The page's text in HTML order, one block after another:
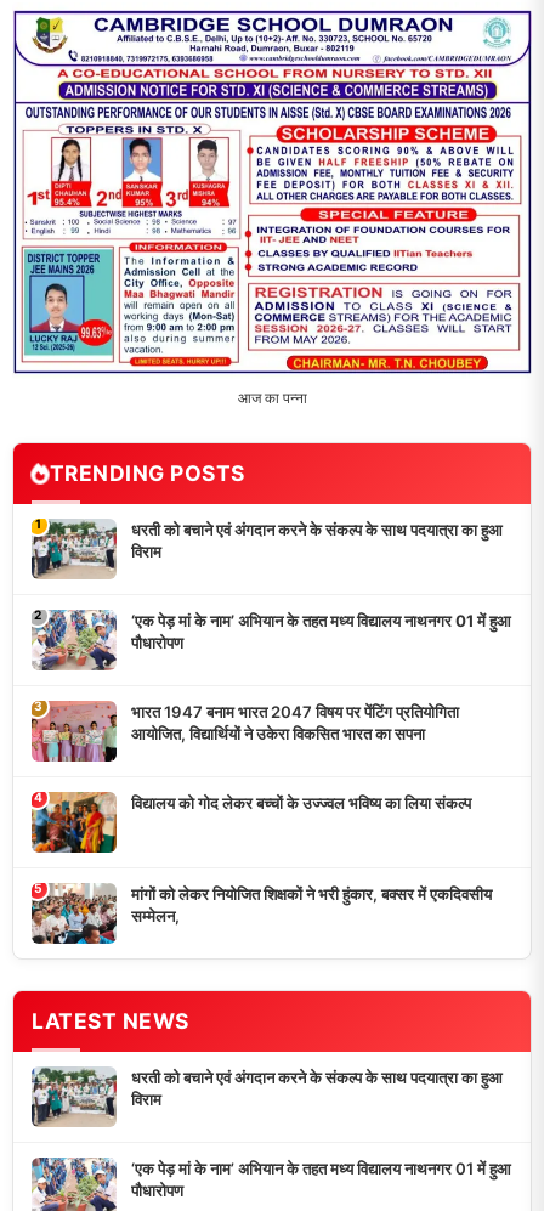
आज का पन्ना
TRENDING POSTS
1
धरती को बचाने एवं अंगदान करने के संकल्प के साथ पदयात्रा का हुआ
विराम
2
‘एक पेड़ मां के नाम’ अभियान के तहत मध्य विद्यालय नाथनगर 01 में हुआ
पौधारोपण
3
भारत 1947 बनाम भारत 2047 विषय पर पेंटिंग प्रतियोगिता
आयोजित, विद्यार्थियों ने उकेरा विकसित भारत का सपना
4 विद्यालय को गोद लेकर बच्चों के उज्ज्वल भविष्य का लिया संकल्प
5
मांगों को लेकर नियोजित शिक्षकों ने भरी हुंकार, बक्सर में एकदिवसीय
सम्मेलन,
LATEST NEWS
धरती को बचाने एवं अंगदान करने के संकल्प के साथ पदयात्रा का हुआ
विराम
‘एक पेड़ मां के नाम’ अभियान के तहत मध्य विद्यालय नाथनगर 01 में हुआ
पौधारोपण